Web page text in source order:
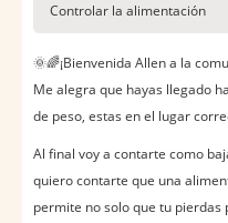
Controlar la alimentación
🌞🌈¡Bienvenida Allen a la
Me alegra que hayas llegado
de peso, estas en el lugar
Al final voy a contarte como
quiero contarte que una
permite no solo que tu pierdas